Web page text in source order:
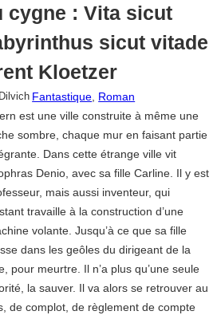
cygne : Vita sicut
sicut vitade
Kloetzer
Dilvich Fantastique Roman
est une ville construite à même une
sombre, chaque mur en faisant partie
Dans cette étrange ville vit
Denio, avec sa fille Carline. Il y est
mais aussi inventeur, qui
travaille à la construction d’une
volante. Jusqu’à ce que sa fille
dans les geôles du dirigeant de la
pour meurtre. Il n’a plus qu’une seule
la sauver. Il va alors se retrouver au
de complot, de règlement de compte